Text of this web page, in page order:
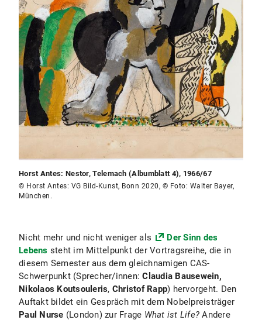
Horst Antes: Nestor, Telemach (Albumblatt 4), 1966/67
© Horst Antes: VG Bild-Kunst, Bonn 2020, © Foto: Walter Bayer,
München.
Nicht mehr und nicht weniger als
Der Sinn des
Lebens steht im Mittelpunkt der Vortragsreihe, die in
diesem Semester aus dem gleichnamigen CAS-
Schwerpunkt (Sprecher/innen:Claudia Bausewein,
Nikolaos Koutsouleris, Christof Rapp) hervorgeht. Den
Auftakt bildet ein Gespräch mit dem Nobelpreisträger
Paul Nurse (London) zur Frage What ist Life? Andere